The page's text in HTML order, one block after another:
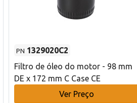
PN 1329020C2
Filtro de óleo do motor - 98 mm
DE x 172 mm C Case CE
Ver Preço